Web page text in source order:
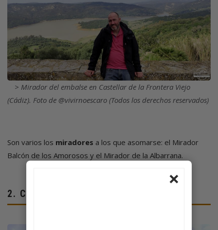
Mirador del embalse en Castellar de la Frontera Viejo
(Cádiz). Foto de @vivirnoescaro (Todos los derechos reservados)
Son varios los miradores a los que asomarse: el Mirador
Balcón de los Amorosos y el Mirador de la Albarrana.
2. CASTELLAR DE LA FRONTERA NUEVO
×